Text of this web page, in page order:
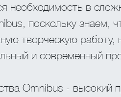
необходимость в
поскольку знаем,
творческую работу,
и современный
Omnibus -